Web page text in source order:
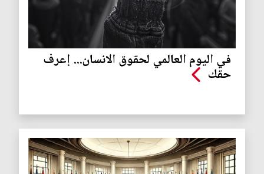
في اليوم العالمي لحقوق الانسان... إعرف
حقك